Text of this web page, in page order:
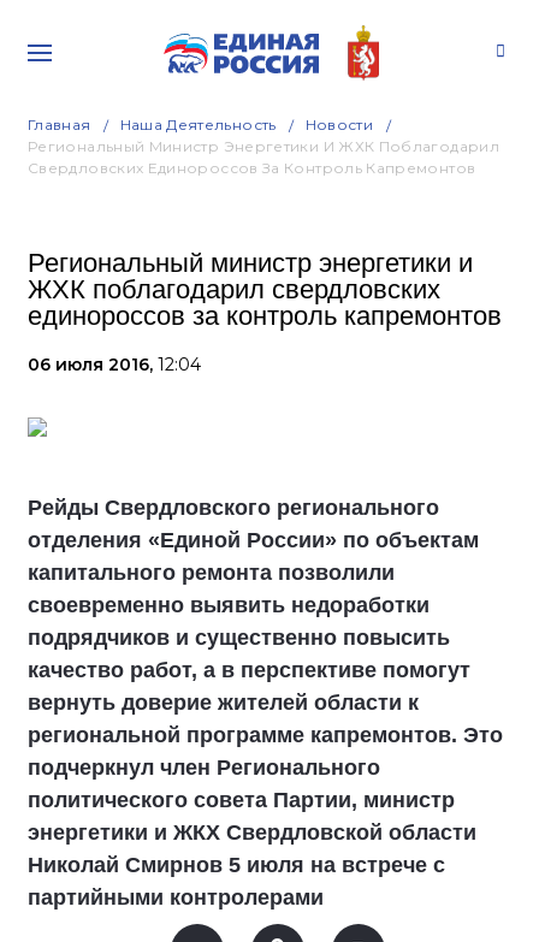
Главная Наша Деятельность
Новости
Региональный Министр Энергетики И ЖХК Поблагодарил
Свердловских Единороссов За Контроль Капремонтов
Региональный министр энергетики и
ЖХК поблагодарил свердловских
единороссов за контроль капремонтов
06 июля 2016, 12:04
Рейды Свердловского регионального
отделения «Единой России» по объектам
капитального ремонта позволили
своевременно выявить недоработки
подрядчиков и существенно повысить
качество работ, а в перспективе помогут
вернуть доверие жителей области к
региональной программе капремонтов. Это
подчеркнул член Регионального
политического совета Партии, министр
энергетики и ЖКХ Свердловской области
Николай Смирнов 5 июля на встрече с
партийными контролерами